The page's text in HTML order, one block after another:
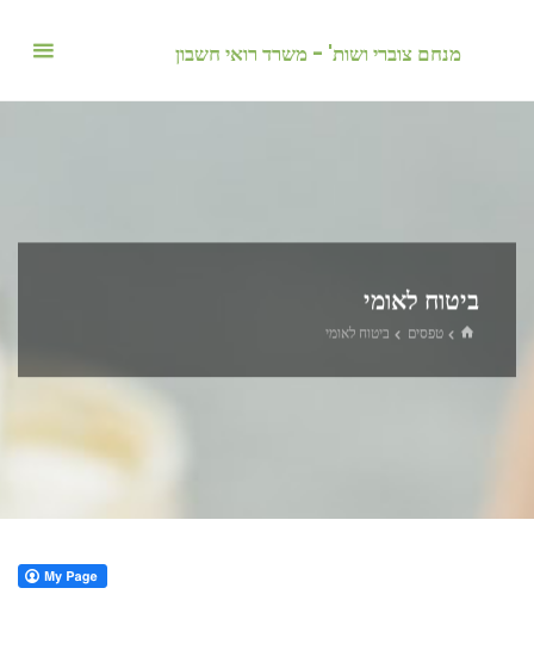
מנחם צוברי ושות' - משרד רואי חשבון
ביטוח לאומי
ביתטפסים ביטוח לאומי